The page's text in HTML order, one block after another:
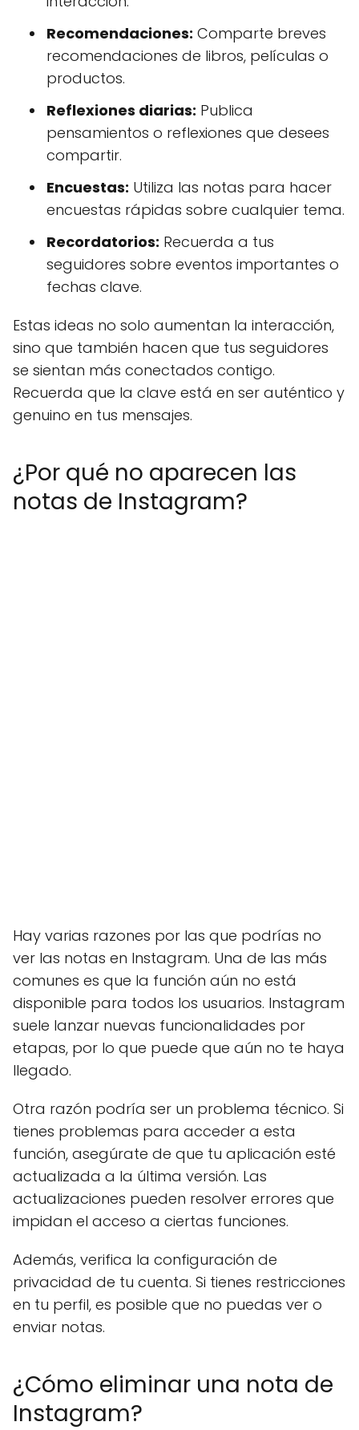
Recomendaciones: Comparte breves
recomendaciones de libros, películas o
productos.
Reflexiones diarias: Publica
pensamientos o reflexiones que desees
compartir.
Encuestas: Utiliza las notas para hacer
encuestas rápidas sobre cualquier tema.
Recordatorios: Recuerda a tus
seguidores sobre eventos importantes o
fechas clave.
Estas ideas no solo aumentan la interacción,
sino que también hacen que tus seguidores
se sientan más conectados contigo.
Recuerda que la clave está en ser auténtico y
genuino en tus mensajes.
¿Por qué no aparecen las
notas de Instagram?
Hay varias razones por las que podrías no
ver las notas en Instagram. Una de las más
comunes es que la función aún no está
disponible para todos los usuarios. Instagram
suele lanzar nuevas funcionalidades por
etapas, por lo que puede que aún no te haya
llegado.
Otra razón podría ser un problema técnico. Si
tienes problemas para acceder a esta
función, asegúrate de que tu aplicación esté
actualizada a la última versión. Las
actualizaciones pueden resolver errores que
impidan el acceso a ciertas funciones.
Además, verifica la configuración de
privacidad de tu cuenta. Si tienes restricciones
en tu perfil, es posible que no puedas ver o
enviar notas.
¿Cómo eliminar una nota de
Instagram?